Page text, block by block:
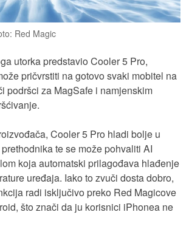
Red Magic
utorka predstavio Cooler 5 Pro,
pričvrstiti na gotovo svaki mobitel na
podršci za MagSafe i namjenskim
Cooler 5 Pro hladi bolje u
te se može pohvaliti AI
koja automatski prilagođava hlađenje
uređaja. Iako to zvuči dosta dobro,
radi isključivo preko Red Magicove
što znači da ju korisnici iPhonea ne